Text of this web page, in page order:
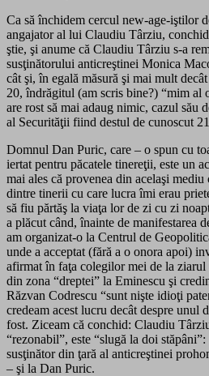
Ca să închidem cercul new-age-iştilor
angajator al lui Claudiu Târziu,
ştie, şi anume că Claudiu Târziu s-a
susţinătorului anticreştinei Monica
cât şi, în egală măsură şi mai mult
20, îndrăgitul (am scris bine?) “mim al
are rost să mai adaug nimic, cazul său
al Securităţii fiind destul de cunoscut
Domnul Dan Puric, care – o spun cu
iertat pentru păcatele tinereţii, este un
mai ales că provenea din acelaşi
dintre tinerii cu care lucra îmi erau
să fiu părtăş la viaţa lor de zi cu zi
a plăcut când, înainte de manifestarea
am organizat-o la Centrul de
unde a acceptat (fără a o onora apoi)
afirmat în faţa colegilor mei de la
din zona “dreptei” la Eminescu şi
Răzvan Codrescu “sunt nişte idioţi
credeam acest lucru decât despre
fost. Ziceam că conchid: Claudiu
“rezonabil”, este “slugă la doi
susţinător din ţară al anticreştinei
– şi la Dan Puric.